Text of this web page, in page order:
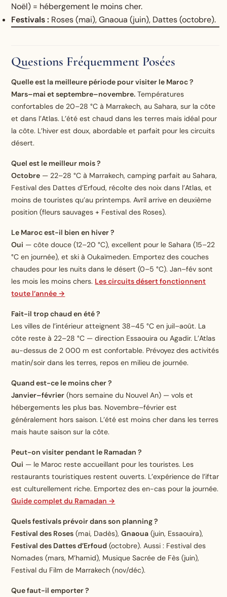
Noël) = hébergement le moins cher.
Festivals : Roses (mai), Gnaoua (juin), Dattes (octobre).
Questions Fréquemment Posées
Quelle est la meilleure période pour visiter le Maroc ?
Mars–mai et septembre–novembre. Températures
confortables de 20–28 °C à Marrakech, au Sahara, sur la côte
et dans l’Atlas. L’été est chaud dans les terres mais idéal pour
la côte. L’hiver est doux, abordable et parfait pour les circuits
désert.
Quel est le meilleur mois ?
Octobre — 22–28 °C à Marrakech, camping parfait au Sahara,
Festival des Dattes d’Erfoud, récolte des noix dans l’Atlas, et
moins de touristes qu’au printemps. Avril arrive en deuxième
position (fleurs sauvages + Festival des Roses).
Le Maroc est-il bien en hiver ?
Oui — côte douce (12–20 °C), excellent pour le Sahara (15–22
°C en journée), et ski à Oukaïmeden. Emportez des couches
chaudes pour les nuits dans le désert (0–5 °C). Jan–fév sont
les mois les moins chers. Les circuits désert fonctionnent
toute l’année →
Fait-il trop chaud en été ?
Les villes de l’intérieur atteignent 38–45 °C en juil–août. La
côte reste à 22–28 °C — direction Essaouira ou Agadir. L’Atlas
au-dessus de 2 000 m est confortable. Prévoyez des activités
matin/soir dans les terres, repos en milieu de journée.
Quand est-ce le moins cher ?
Janvier–février (hors semaine du Nouvel An) — vols et
hébergements les plus bas. Novembre–février est
généralement hors saison. L’été est moins cher dans les terres
mais haute saison sur la côte.
Peut-on visiter pendant le Ramadan ?
Oui — le Maroc reste accueillant pour les touristes. Les
restaurants touristiques restent ouverts. L’expérience de l’iftar
est culturellement riche. Emportez des en-cas pour la journée.
Guide complet du Ramadan →
Quels festivals prévoir dans son planning ?
Festival des Roses (mai, Dadès),Gnaoua (juin, Essaouira),
Festival des Dattes d’Erfoud (octobre). Aussi : Festival des
Nomades (mars, M’hamid), Musique Sacrée de Fès (juin),
Festival du Film de Marrakech (nov/déc).
Que faut-il emporter ?